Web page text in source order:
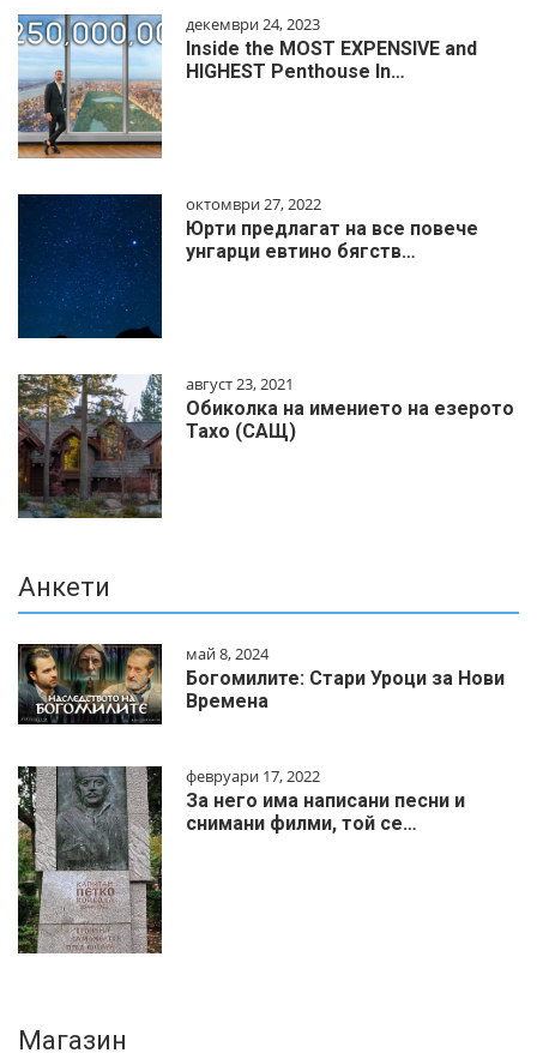
декември 24, 2023
Inside the MOST EXPENSIVE and
HIGHEST Penthouse In…
октомври 27, 2022
Юрти предлагат на все повече
унгарци евтино бягств…
август 23, 2021
Обиколка на имението на езерото
Тахо (САЩ)
Анкети
май 8, 2024
Богомилите: Стари Уроци за Нови
Времена
февруари 17, 2022
За него има написани песни и
снимани филми, той се…
Магазин